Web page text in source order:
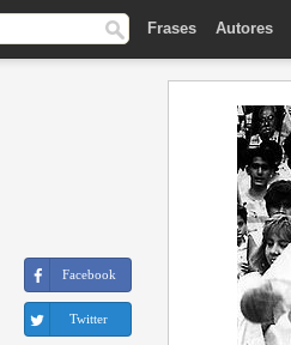
Frases Autores
Facebook
Twitter